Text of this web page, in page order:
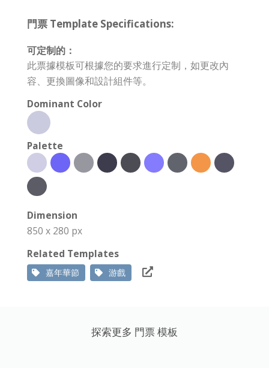
門票 Template Specifications:
可定制的：
此票據模板可根據您的要求進行定制，如更改內
容、更換圖像和設計組件等。
Dominant Color
Palette
Dimension
850 x 280 px
Related Templates
嘉年華節 游戲
探索更多 門票 模板